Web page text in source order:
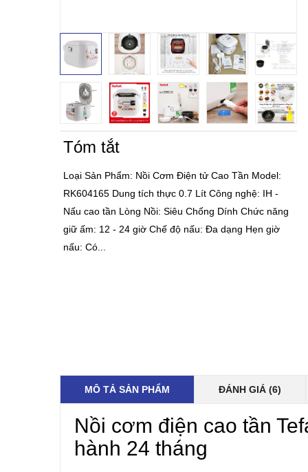
Tóm tắt
Loại Sản Phẩm: Nồi Cơm Điện tử Cao Tần Model:
RK604165 Dung tích thực 0.7 Lít Công nghệ: IH -
Nấu cao tần Lòng Nồi: Siêu Chống Dính Chức năng
giữ ấm: 12 - 24 giờ Chế độ nấu: Đa dạng Hẹn giờ
nấu: Có...
MÔ TẢ SẢN PHẨM ĐÁNH GIÁ (6)
Nồi cơm điện cao tần
hành 24 tháng